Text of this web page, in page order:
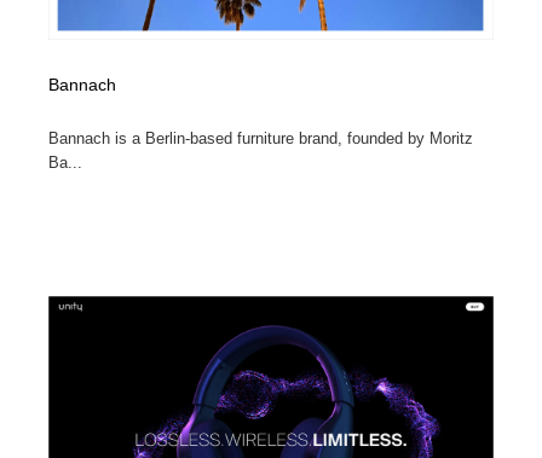
Bannach
Bannach is a Berlin-based furniture brand, founded by Moritz
Ba...